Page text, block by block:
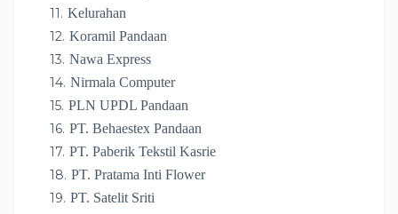
Kelurahan
Koramil Pandaan
Nawa Express
Nirmala Computer
PLN UPDL Pandaan
PT. Behaestex Pandaan
PT. Paberik Tekstil Kasrie
PT. Pratama Inti Flower
PT. Satelit Sriti